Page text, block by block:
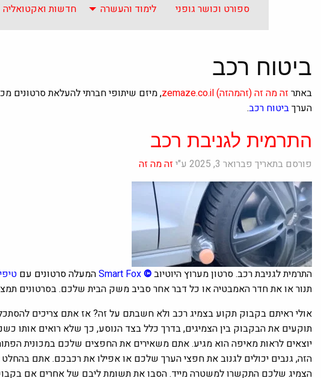
ספורט וכושר גופני
לימוד והעשרה חדשות ואקטואליה
ביטוח רכב
באתר זה מה זה(זהמהזה)zemaze.co.il, מיזם שיתופי חברתי להעלאת סרטונים
הערךביטוח רכב.
התרמית לגניבת רכב
פורסם בתאריך פברואר 3, 2025 ע"י זה מה זה
התרמית לגניבת רכב. סרטון מערוץ היוטיוב©
Smart Foxהמעלה סרטונים עם
תנור או את חדר האמבטיה או כל דבר אחר סביב משק הבית שלכם. בסרטונים
אולי ראיתם בקבוק תקוע בצמיג רכב ולא חשבתם על זה? אז אתם צריכים
תוקעים את הבקבוק בין הצמיגים, בדרך כלל בצד הנוסע, כך שלא רואים אותו
יוצאים לראות מאיפה הוא מגיע. אתם משאירים את החפצים שלכם במכונית
הזה, גנבים יכולים לגנוב את חפצי הערך שלכם או אפילו את רכבכם. אתם
הצמיג שלכם התקשרו למשטרה מייד. הסבו את תשומת ליבם של אחרים אם